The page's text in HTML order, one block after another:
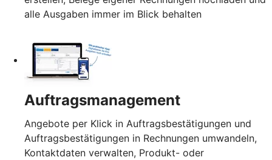
alle Ausgaben immer im Blick behalten
Auftragsmanagement
Angebote per Klick in Auftragsbestätigungen und
Auftragsbestätigungen in Rechnungen umwandeln,
Kontaktdaten verwalten, Produkt- oder